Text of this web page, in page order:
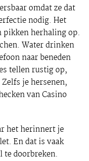
omdat ze dat
nodig. Het
pikken herhaling op.
Water drinken
naar beneden
tellen rustig op,
je hersenen,
van Casino
het herinnert je
En dat is vaak
te doorbreken.